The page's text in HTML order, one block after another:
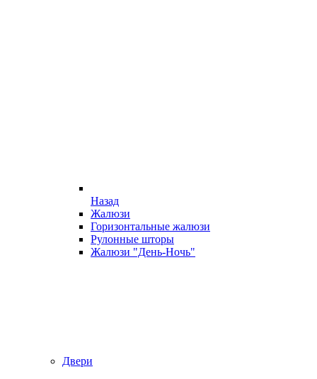
Назад
Жалюзи
Горизонтальные жалюзи
Рулонные шторы
Жалюзи "День-Ночь"
Двери